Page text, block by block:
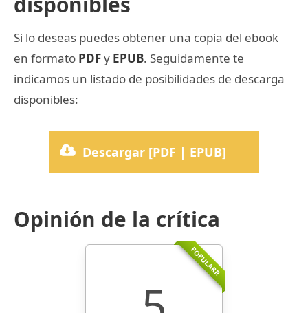
Si lo deseas puedes obtener una copia del ebook
en formato PDFy EPUB. Seguidamente te
indicamos un listado de posibilidades de descarga
disponibles:
Descargar [PDF | EPUB]
Opinión de la crítica
POPULARR